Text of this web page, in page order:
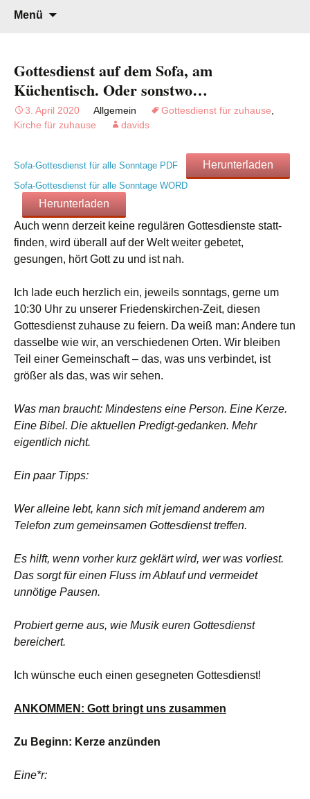
Willkommen!
Gottesdienst verändert
Menü
Gottesdienst auf dem Sofa, am
Küchentisch. Oder sonstwo…
3. April 2020 Allgemein Gottesdienst für zuhause
Kirche für zuhause
davids
Sofa-Gottesdienst für alle Sonntage PDF Herunterladen
Sofa-Gottesdienst für alle Sonntage WORD
Herunterladen
Auch wenn derzeit keine regulären Gottesdienste statt-
finden, wird überall auf der Welt weiter gebetet,
gesungen, hört Gott zu und ist nah.
Ich lade euch herzlich ein, jeweils sonntags, gerne um
10:30 Uhr zu unserer Friedenskirchen-Zeit, diesen
Gottesdienst zuhause zu feiern. Da weiß man: Andere tun
dasselbe wie wir, an verschiedenen Orten. Wir bleiben
Teil einer Gemeinschaft – das, was uns verbindet, ist
größer als das, was wir sehen.
Was man braucht: Mindestens eine Person. Eine Kerze.
Eine Bibel. Die aktuellen Predigt-gedanken. Mehr
eigentlich nicht.
Ein paar Tipps:
Wer alleine lebt, kann sich mit jemand anderem am
Telefon zum gemeinsamen Gottesdienst treffen.
Es hilft, wenn vorher kurz geklärt wird, wer was vorliest.
Das sorgt für einen Fluss im Ablauf und vermeidet
unnötige Pausen.
Probiert gerne aus, wie Musik euren Gottesdienst
bereichert.
Ich wünsche euch einen gesegneten Gottesdienst!
ANKOMMEN: Gott bringt uns zusammen
Zu Beginn: Kerze anzünden
Eine*r: